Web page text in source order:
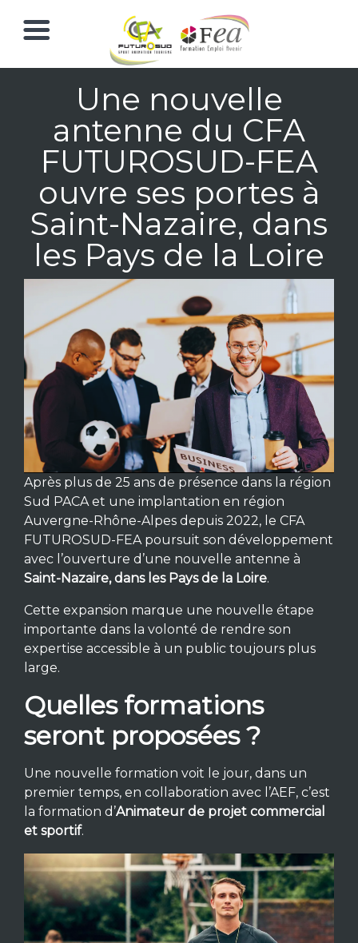
Une nouvelle
antenne du CFA
FUTUROSUD-FEA
ouvre ses portes à
Saint-Nazaire, dans
les Pays de la Loire
Après plus de 25 ans de présence dans la région
Sud PACA et une implantation en région
Auvergne-Rhône-Alpes depuis 2022, le CFA
FUTUROSUD-FEA poursuit son développement
avec l’ouverture d’une nouvelle antenne à
Saint-Nazaire, dans les Pays de la Loire.
Cette expansion marque une nouvelle étape
importante dans la volonté de rendre son
expertise accessible à un public toujours plus
large.
Quelles formations
seront proposées ?
Une nouvelle formation voit le jour, dans un
premier temps, en collaboration avec l’AEF, c’est
la formation d’Animateur de projet commercial
et sportif.